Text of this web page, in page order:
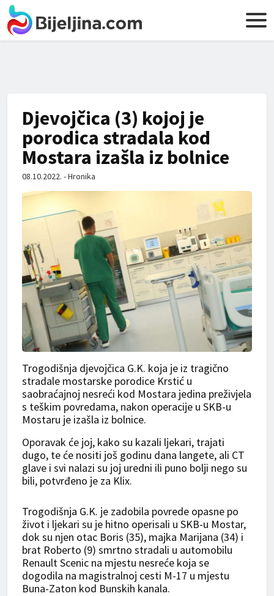
Djevojčica (3) kojoj je
porodica stradala kod
Mostara izašla iz bolnice
08.10.2022. - Hronika
Trogodišnja djevojčica G.K. koja je iz tragično
stradale mostarske porodice Krstić u
saobraćajnoj nesreći kod Mostara jedina preživjela
s teškim povredama, nakon operacije u SKB-u
Mostaru je izašla iz bolnice.
Oporavak će joj, kako su kazali ljekari, trajati
dugo, te će nositi još godinu dana langete, ali CT
glave i svi nalazi su joj uredni ili puno bolji nego su
bili, potvrđeno je za Klix.
Trogodišnja G.K. je zadobila povrede opasne po
život i ljekari su je hitno operisali u SKB-u Mostar,
dok su njen otac Boris (35), majka Marijana (34) i
brat Roberto (9) smrtno stradali u automobilu
Renault Scenic na mjestu nesreće koja se
dogodila na magistralnoj cesti M-17 u mjestu
Buna-Zaton kod Bunskih kanala.